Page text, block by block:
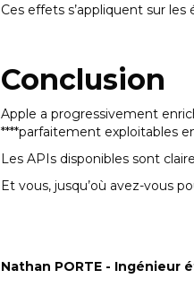
Ces effets s’appliquent sur
Conclusion
Apple a progressivement
****parfaitement exploitables
Les APIs disponibles sont
Et vous, jusqu’où avez-vous
Nathan PORTE - Ingénieur